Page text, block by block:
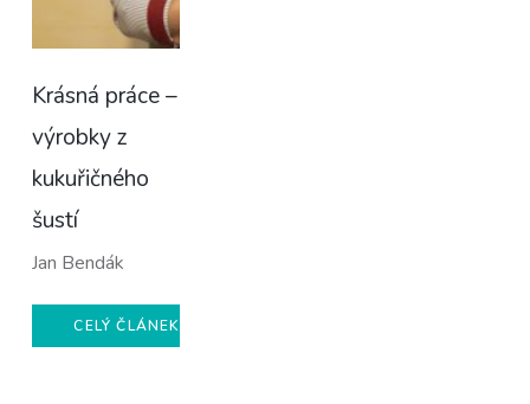
Krásná práce –
výrobky z
kukuřičného
šustí
Jan Bendák
CELÝ ČLÁNEK